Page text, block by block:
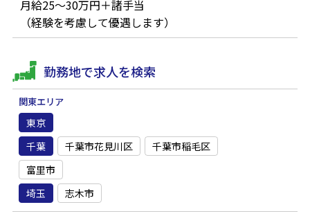
月給25～30万円＋諸手当
（経験を考慮して優遇します）
勤務地で求人を検索
関東エリア
東京
千葉
千葉市花見川区
千葉市稲毛区
富里市
埼玉
志木市